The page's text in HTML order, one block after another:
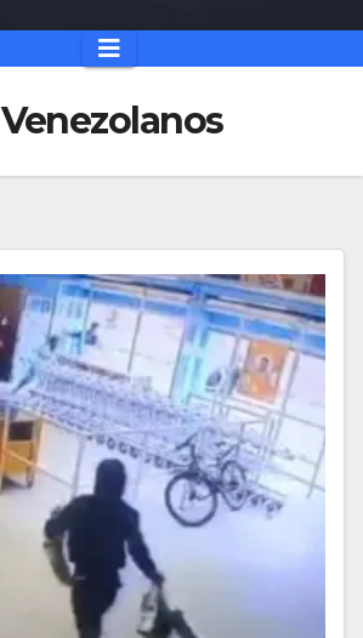
Venezolanos